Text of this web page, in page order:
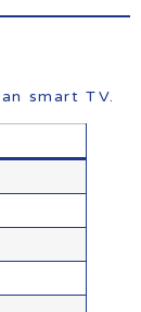
smart TV.